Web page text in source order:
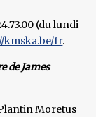
(du lundi
kmska.be/fr.
de James
Moretus